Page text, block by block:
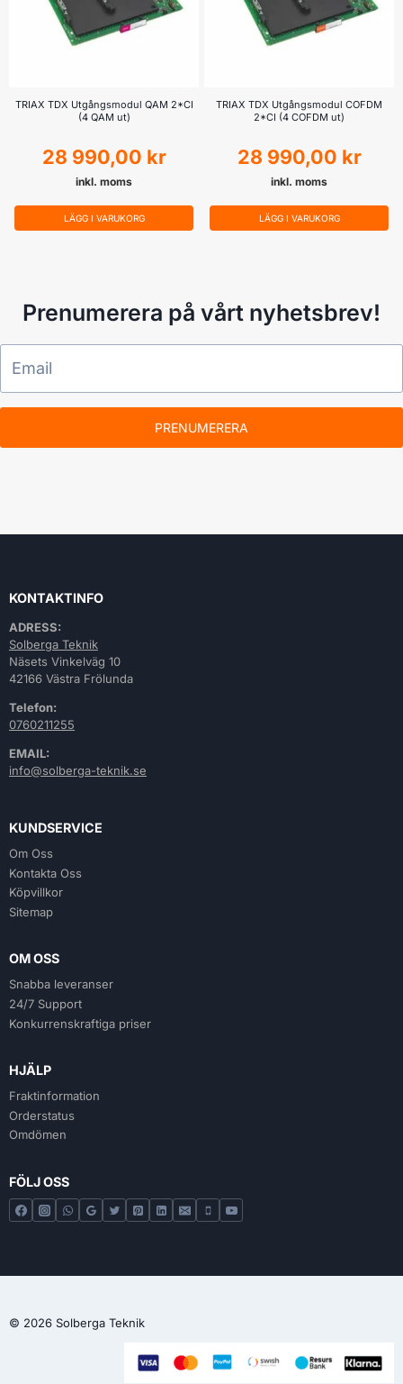
TRIAX TDX Utgångsmodul QAM 2*CI
(4 QAM ut)
28 990,00 kr
inkl. moms
LÄGG I VARUKORG
TRIAX TDX Utgångsmodul COFDM
2*CI (4 COFDM ut)
28 990,00 kr
inkl. moms
LÄGG I VARUKORG
Prenumerera på vårt nyhetsbrev!
PRENUMERERA
KONTAKTINFO
ADRESS:
Solberga Teknik
Näsets Vinkelväg 10
42166 Västra Frölunda
Telefon:
0760211255
EMAIL:
info@solberga-teknik.se
KUNDSERVICE
Om Oss
Kontakta Oss
Köpvillkor
Sitemap
OM OSS
Snabba leveranser
24/7 Support
Konkurrenskraftiga priser
HJÄLP
Fraktinformation
Orderstatus
Omdömen
FÖLJ OSS
© 2026 Solberga Teknik